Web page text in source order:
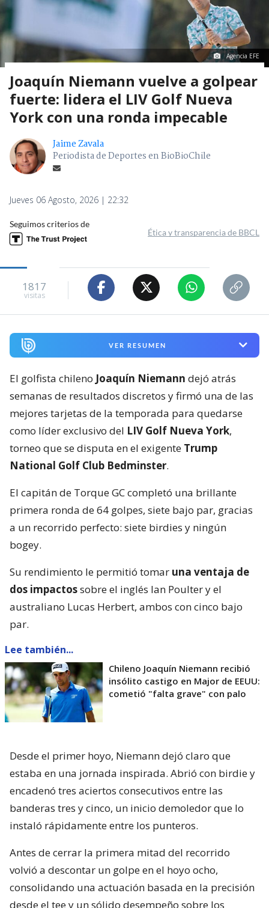
Agencia EFE
Joaquín Niemann vuelve a golpear
fuerte: lidera el LIV Golf Nueva
York con una ronda impecable
Jaime Zavala
Periodista de Deportes en BioBioChile
Jueves 06 Agosto, 2026 | 22:32
Seguimos criterios de
Ética y transparencia de BBCL
1817
visitas
VER RESUMEN
El golfista chileno Joaquín Niemann dejó atrás
semanas de resultados discretos y firmó una de las
mejores tarjetas de la temporada para quedarse
como líder exclusivo del LIV Golf Nueva York,
torneo que se disputa en el exigente Trump
National Golf Club Bedminster.
El capitán de Torque GC completó una brillante
primera ronda de 64 golpes, siete bajo par, gracias
a un recorrido perfecto: siete birdies y ningún
bogey.
Su rendimiento le permitió tomar una ventaja de
dos impactossobre el inglés Ian Poulter y el
australiano Lucas Herbert, ambos con cinco bajo
par.
Lee también...
Chileno Joaquín Niemann recibió
insólito castigo en Major de EEUU:
cometió "falta grave" con palo
Desde el primer hoyo, Niemann dejó claro que
estaba en una jornada inspirada. Abrió con birdie y
encadenó tres aciertos consecutivos entre las
banderas tres y cinco, un inicio demoledor que lo
instaló rápidamente entre los punteros.
Antes de cerrar la primera mitad del recorrido
volvió a descontar un golpe en el hoyo ocho,
consolidando una actuación basada en la precisión
desde el tee y un sólido desempeño sobre los